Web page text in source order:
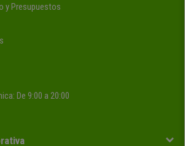
y Presupuestos
De 9:00 a 20:00